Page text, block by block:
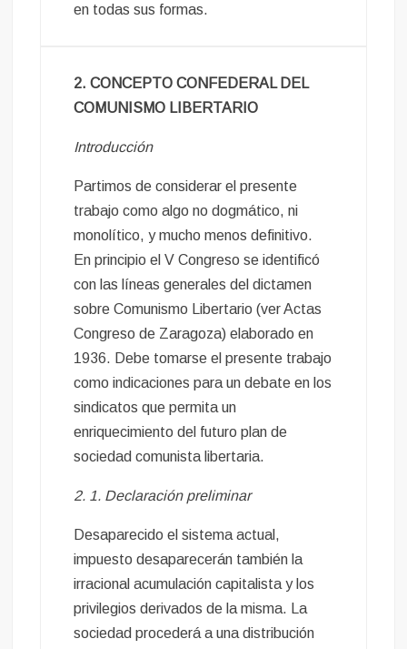
en todas sus formas.
2. CONCEPTO CONFEDERAL DEL
COMUNISMO LIBERTARIO
Introducción
Partimos de considerar el presente
trabajo como algo no dogmático, ni
monolítico, y mucho menos definitivo.
En principio el V Congreso se identificó
con las líneas generales del dictamen
sobre Comunismo Libertario (ver Actas
Congreso de Zaragoza) elaborado en
1936. Debe tomarse el presente trabajo
como indicaciones para un debate en los
sindicatos que permita un
enriquecimiento del futuro plan de
sociedad comunista libertaria.
2. 1. Declaración preliminar
Desaparecido el sistema actual,
impuesto desaparecerán también la
irracional acumulación capitalista y los
privilegios derivados de la misma. La
sociedad procederá a una distribución